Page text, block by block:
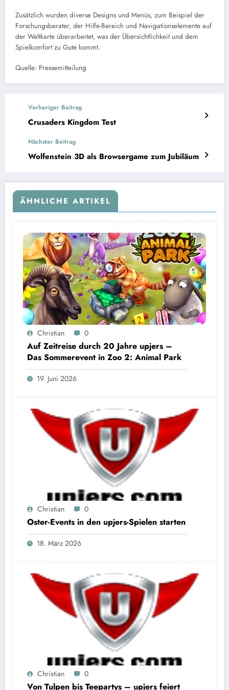
Zusätzlich wurden diverse Designs und Menüs, zum Beispiel der
Forschungsberater, der Hilfe-Bereich und Navigationselemente auf
der Weltkarte überarbeitet, was der Übersichtlichkeit und dem
Spielkomfort zu Gute kommt.
Quelle: Pressemitteilung
Vorheriger Beitrag
Crusaders Kingdom Test
Nächster Beitrag
Wolfenstein 3D als Browsergame zum Jubiläum
ÄHNLICHE ARTIKEL
Christian 0
Auf Zeitreise durch 20 Jahre upjers –
Das Sommerevent in Zoo 2: Animal Park
19. Juni 2026
Christian 0
Oster-Events in den upjers-Spielen starten
18. März 2026
Christian 0
Von Tulpen bis Teepartys – upjers feiert